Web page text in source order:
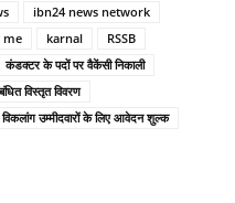
ibn24 news network
me karnal
RSSB
कंडक्टर के पदों पर वैकेंसी निकाली
विस्तृत विवरण
विकलांग उम्मीदवारों के लिए आवेदन शुल्क